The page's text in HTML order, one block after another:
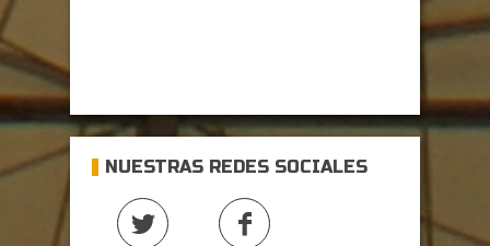
NUESTRAS REDES SOCIALES